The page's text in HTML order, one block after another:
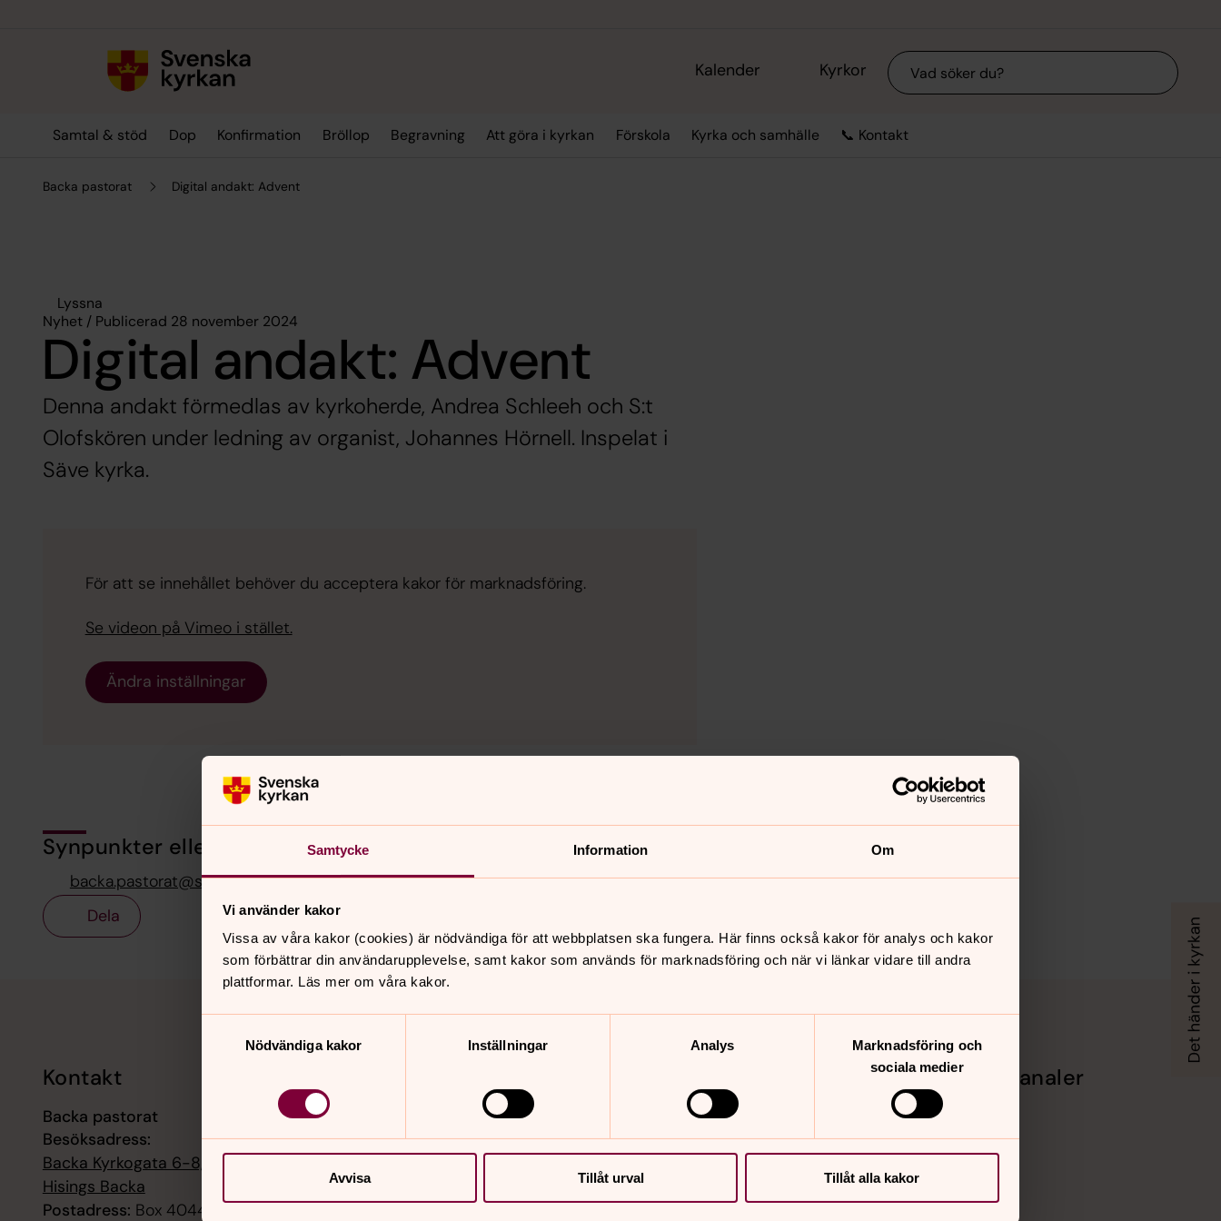
Samtycke Information Om
Vi använder kakor
Vissa av våra kakor (cookies) är nödvändiga för att webbplatsen ska fungera. Här finns också kakor för analys och kakor
som förbättrar din användarupplevelse, samt kakor som används för marknadsföring och när vi länkar vidare till andra
plattformar. Läs mer om våra kakor.
Nödvändiga kakor
Inställningar Analys
Marknadsföring och
sociala medier
Avvisa Tillåt urval Tillåt alla kakor
Kalender Kyrkor Sök
Samtal & stöd Dop Konfirmation Bröllop Begravning Att göra i kyrkan Förskola Kyrka och samhälle 📞 Kontakt
Backa pastorat Digital andakt: Advent
Lyssna
Nyhet / Publicerad 28 november 2024
Digital andakt: Advent
Denna andakt förmedlas av kyrkoherde, Andrea Schleeh och S:t
Olofskören under ledning av organist, Johannes Hörnell. Inspelat i
Säve kyrka.
För att se innehållet behöver du acceptera kakor för marknadsföring.
Se videon på Vimeo i stället.
Ändra inställningar
Synpunkter eller frågor på sidans innehåll?
backa.pastorat@svenskakyrkan.se
Dela
Kontakt
Backa pastorat
Besöksadress:
Backa Kyrkogata 6-8, 42258
Hisings Backa
Postadress: Box 4044, 42204
Gudstjänst, Säve kyrka
9 augusti 11.00
Högmässa, Backa kyrka
Sidkarta
Sociala kanaler
Facebook
Vimeo